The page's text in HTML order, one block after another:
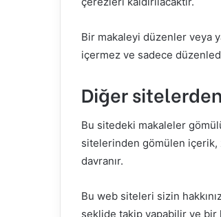
Bir makaleyi düzenler veya
içermez ve sadece
Diğer
Bu sitedeki makaleler
sitelerinden gömülen içerik,
davranır.
Bu web siteleri sizin
şeklide takip yapabilir ve bir